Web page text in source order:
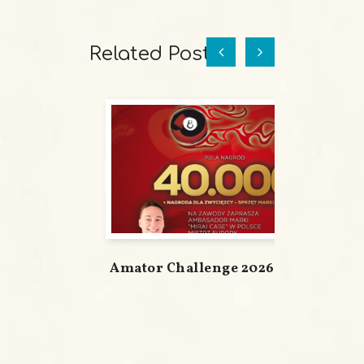
Related Posts
Amator Challenge 2026